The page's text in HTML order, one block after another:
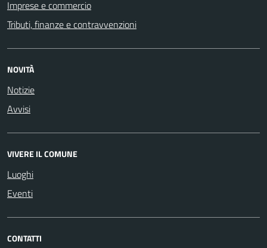
Imprese e commercio
Tributi, finanze e contravvenzioni
NOVITÀ
Notizie
Avvisi
VIVERE IL COMUNE
Luoghi
Eventi
CONTATTI